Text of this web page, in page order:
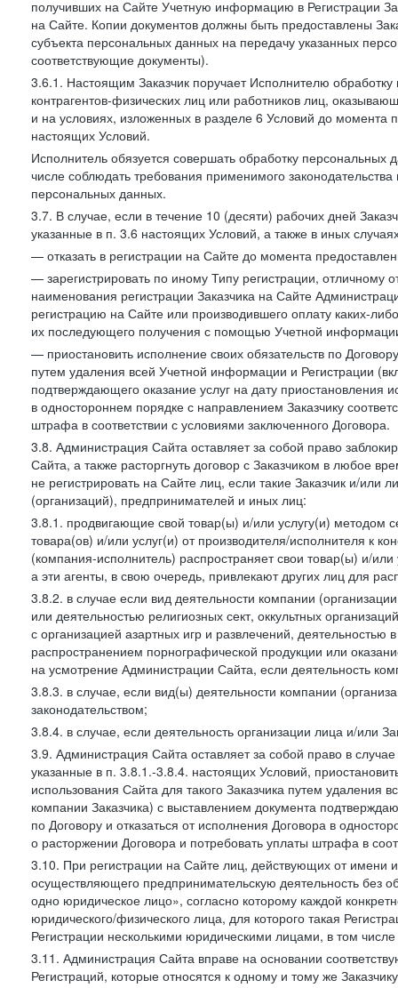
получивших на Сайте Учетную информацию в Регистрации
на Сайте. Копии документов должны быть предоставлены
субъекта персональных данных на передачу указанных
соответствующие документы).
3.6.1. Настоящим Заказчик поручает Исполнителю
контрагентов-физических лиц или работников лиц,
и на условиях, изложенных в разделе 6 Условий до момента
настоящих Условий.
Исполнитель обязуется совершать обработку
числе соблюдать требования применимого
персональных данных.
3.7. В случае, если в течение 10 (десяти) рабочих дней
указанные в п. 3.6 настоящих Условий, а также в иных
— отказать в регистрации на Сайте до момента
— зарегистрировать по иному Типу регистрации, отличному
наименования регистрации Заказчика на Сайте
регистрацию на Сайте или производившего оплату каких-
их последующего получения с помощью Учетной
— приостановить исполнение своих обязательств по
путем удаления всей Учетной информации и Регистрации
подтверждающего оказание услуг на дату приостановления
в одностороннем порядке с направлением Заказчику
штрафа в соответствии с условиями заключенного Договора.
3.8. Администрация Сайта оставляет за собой право
Сайта, а также расторгнуть договор с Заказчиком в любое
не регистрировать на Сайте лиц, если такие Заказчик и/
(организаций), предпринимателей и иных лиц:
3.8.1. продвигающие свой товар(ы) и/или услугу(и) методом
товара(ов) и/или услуг(и) от производителя/исполнителя к
(компания-исполнитель) распространяет свои товар(ы) и/
а эти агенты, в свою очередь, привлекают других лиц для
3.8.2. в случае если вид деятельности компании
или деятельностью религиозных сект, оккультных
с организацией азартных игр и развлечений,
распространением порнографической продукции или
на усмотрение Администрации Сайта, если деятельность
3.8.3. в случае, если вид(ы) деятельности компании
законодательством;
3.8.4. в случае, если деятельность организации лица и/или
3.9. Администрация Сайта оставляет за собой право в
указанные в п. 3.8.1.-3.8.4. настоящих Условий,
использования Сайта для такого Заказчика путем
компании Заказчика) с выставлением документа
по Договору и отказаться от исполнения Договора в
о расторжении Договора и потребовать уплаты штрафа в
3.10. При регистрации на Сайте лиц, действующих от имени
осуществляющего предпринимательскую деятельность без
одно юридическое лицо», согласно которому каждой
юридического/физического лица, для которого такая
Регистрации несколькими юридическими лицами, в том
3.11. Администрация Сайта вправе на основании
Регистраций, которые относятся к одному и тому же